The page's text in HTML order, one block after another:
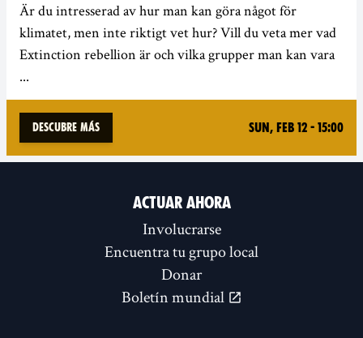
Är du intresserad av hur man kan göra något för
klimatet, men inte riktigt vet hur? Vill du veta mer vad
Extinction rebellion är och vilka grupper man kan vara
...
Descubre más Sun, Feb 12 - 15:00
ACTUAR AHORA
Involucrarse
Encuentra tu grupo local
Donar
Boletín mundial